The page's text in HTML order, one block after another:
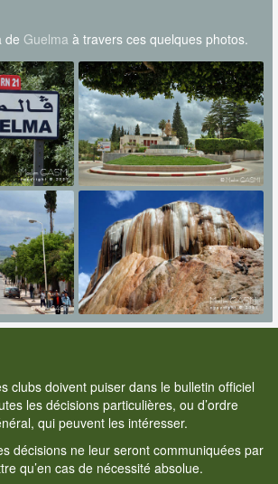
de Guelmaà travers ces quelques photos.
clubs doivent puiser dans le bulletin officiel
les décisions particulières, ou d’ordre
qui peuvent les intéresser.
décisions ne leur seront communiquées par
qu’en cas de nécessité absolue.